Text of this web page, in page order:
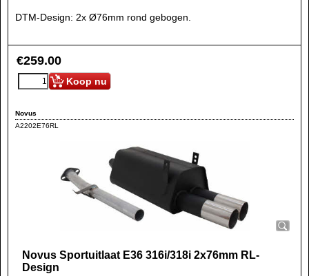
DTM-Design: 2x Ø76mm rond gebogen.
€259.00
Koop nu
Novus
A2202E76RL
Novus Sportuitlaat E36 316i/318i 2x76mm RL-
Design